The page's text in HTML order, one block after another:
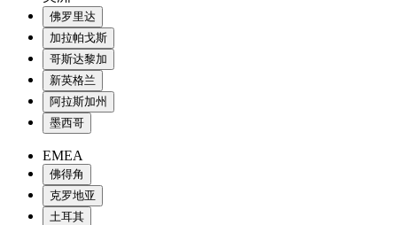
佛罗里达
加拉帕戈斯
哥斯达黎加
新英格兰
阿拉斯加州
墨西哥
EMEA
佛得角
克罗地亚
土耳其